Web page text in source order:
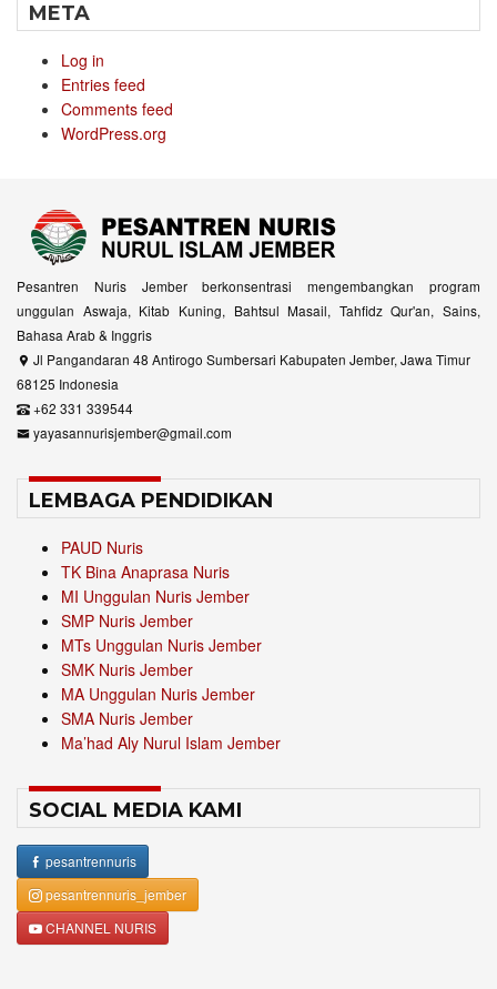
META
Log in
Entries feed
Comments feed
WordPress.org
Pesantren Nuris Jember berkonsentrasi mengembangkan program
unggulan Aswaja, Kitab Kuning, Bahtsul Masail, Tahfidz Qur'an, Sains,
Bahasa Arab & Inggris
Jl Pangandaran 48 Antirogo Sumbersari Kabupaten Jember, Jawa Timur
68125 Indonesia
+62 331 339544
yayasannurisjember@gmail.com
LEMBAGA PENDIDIKAN
PAUD Nuris
TK Bina Anaprasa Nuris
MI Unggulan Nuris Jember
SMP Nuris Jember
MTs Unggulan Nuris Jember
SMK Nuris Jember
MA Unggulan Nuris Jember
SMA Nuris Jember
Ma’had Aly Nurul Islam Jember
SOCIAL MEDIA KAMI
pesantrennuris
pesantrennuris_jember
CHANNEL NURIS